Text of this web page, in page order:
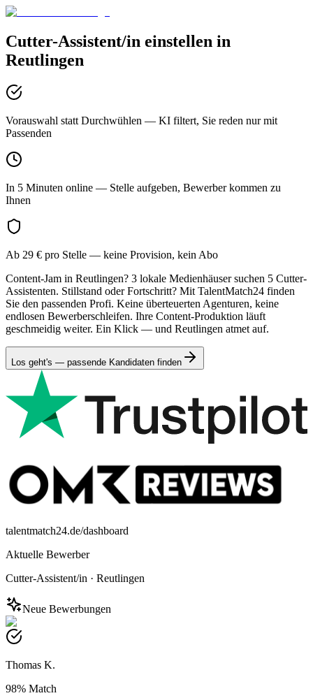
Cutter-Assistent/in einstellen in
Reutlingen
Vorauswahl statt Durchwühlen — KI filtert, Sie reden nur mit
Passenden
In 5 Minuten online — Stelle aufgeben, Bewerber kommen zu
Ihnen
Ab 29 € pro Stelle — keine Provision, kein Abo
Content-Jam in Reutlingen? 3 lokale Medienhäuser suchen 5 Cutter-
Assistenten. Stillstand oder Fortschritt? Mit TalentMatch24 finden
Sie den passenden Profi. Keine überteuerten Agenturen, keine
endlosen Bewerberschleifen. Ihre Content-Produktion läuft
geschmeidig weiter. Ein Klick — und Reutlingen atmet auf.
Los geht's — passende Kandidaten finden
talentmatch24.de/dashboard
Aktuelle Bewerber
Cutter-Assistent/in · Reutlingen
Neue Bewerbungen
Thomas K.
98% Match